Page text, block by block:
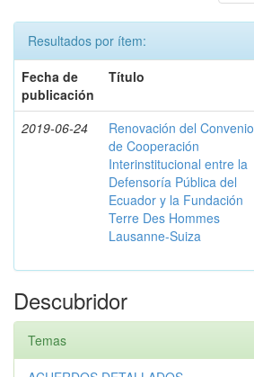
Resultados por ítem:
Fecha de
publicación
Título
2019-06-24
Renovación del Convenio
de Cooperación
Interinstitucional entre la
Defensoría Pública del
Ecuador y la Fundación
Terre Des Hommes
Lausanne-Suiza
Descubridor
Temas